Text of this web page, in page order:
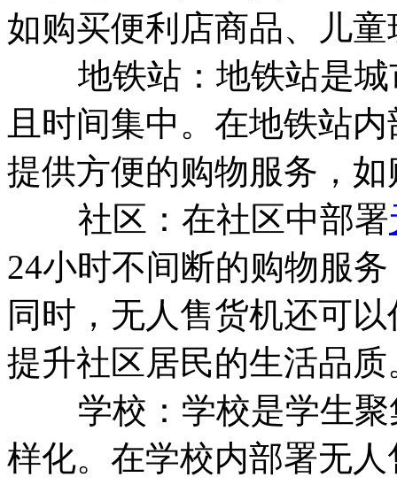
如购买便利店商品、儿
地铁站：地铁站是城
且时间集中。在地铁站
提供方便的购物服务，
社区：在社区中部署
24小时不间断的购物服
同时，无人售货机还可
提升社区居民的生活品质
学校：学校是学生聚
样化。在学校内部署无